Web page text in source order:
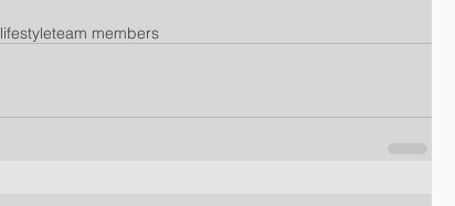
lifestyleteam members